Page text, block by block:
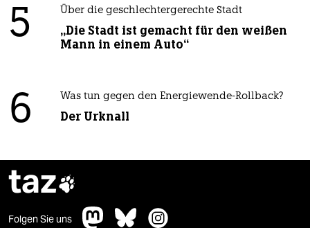
5 Über die geschlechtergerechte Stadt
„Die Stadt ist gemacht für den weißen
Mann in einem Auto“
6 Was tun gegen den Energiewende-Rollback?
Der Urknall
taz
Folgen Sie uns